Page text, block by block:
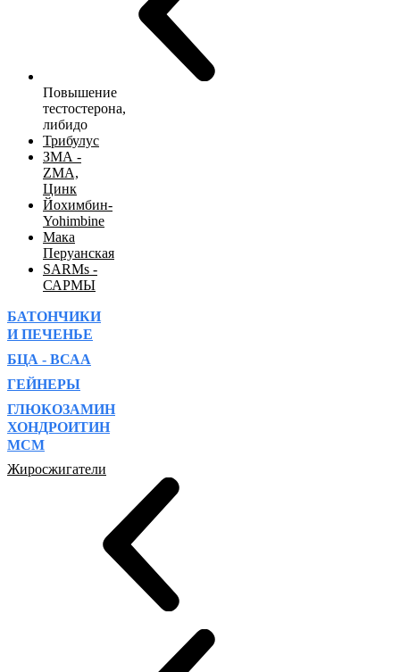
Повышение
тестостерона,
либидо
Трибулус
ЗМА -
ZMA,
Цинк
Йохимбин-
Yohimbine
Мака
Перуанская
SARMs -
САРМЫ
БАТОНЧИКИ
И ПЕЧЕНЬЕ
БЦА - ВСАА
ГЕЙНЕРЫ
ГЛЮКОЗАМИН
ХОНДРОИТИН
МСМ
Жиросжигатели